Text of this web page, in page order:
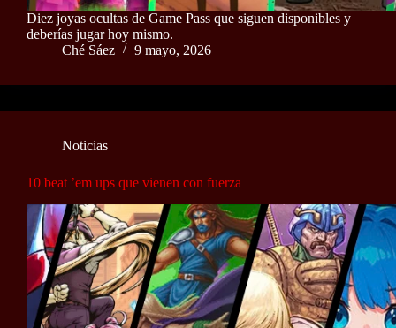
Diez joyas ocultas de Game Pass que siguen disponibles y
deberías jugar hoy mismo.
Ché Sáez
9 mayo, 2026
Noticias
10 beat ’em ups que vienen con fuerza